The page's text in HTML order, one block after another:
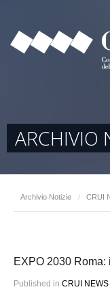
ARCHIVIO
Archivio Notizie / CRUI
EXPO 2030
Published in CRUI NEWS